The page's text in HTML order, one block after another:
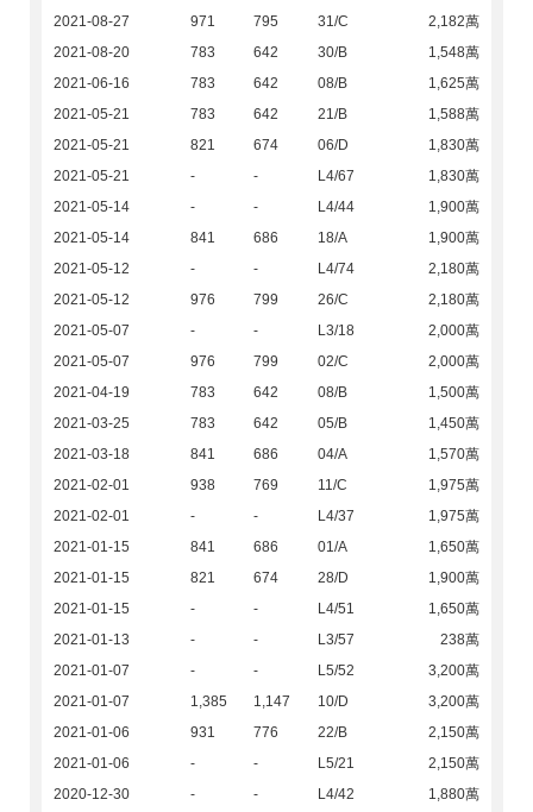
2021-08-27
971 795 31/C
2,182萬
2021-08-20
783 642 30/B
1,548萬
2021-06-16
783 642 08/B
1,625萬
2021-05-21
783 642 21/B
1,588萬
2021-05-21
821 674 06/D
1,830萬
2021-05-21
- - L4/67
1,830萬
2021-05-14
- - L4/44
1,900萬
2021-05-14
841 686 18/A
1,900萬
2021-05-12
- - L4/74
2,180萬
2021-05-12
976 799 26/C
2,180萬
2021-05-07
- - L3/18
2,000萬
2021-05-07
976 799 02/C
2,000萬
2021-04-19
783 642 08/B
1,500萬
2021-03-25
783 642 05/B
1,450萬
2021-03-18
841 686 04/A
1,570萬
2021-02-01
938 769 11/C
1,975萬
2021-02-01
- - L4/37
1,975萬
2021-01-15
841 686 01/A
1,650萬
2021-01-15
821 674 28/D
1,900萬
2021-01-15
- - L4/51
1,650萬
2021-01-13
- - L3/57
238萬
2021-01-07
- - L5/52
3,200萬
2021-01-07
1,385 1,147 10/D
3,200萬
2021-01-06
931 776 22/B
2,150萬
2021-01-06
- - L5/21
2,150萬
2020-12-30
- - L4/42
1,880萬